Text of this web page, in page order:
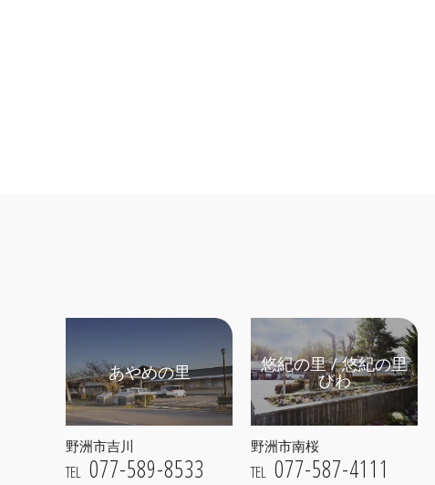
あやめの里
野洲市吉川
TEL 077-589-8533
悠紀の里 / 悠紀の里
びわ
野洲市南桜
TEL 077-587-4111